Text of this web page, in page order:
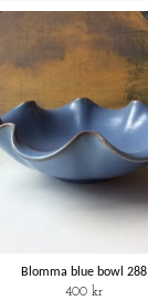
Blomma blue bowl 288
400 kr